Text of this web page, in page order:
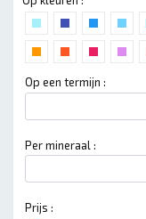
Op een termijn :
Per mineraal :
Prijs :